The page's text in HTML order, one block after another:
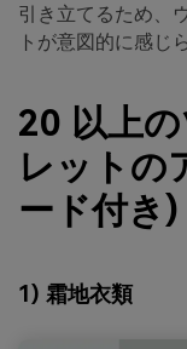
引き立てるため、
トが意図的に感じ
20 以上
レットの
ード付き)
1) 霜地衣類